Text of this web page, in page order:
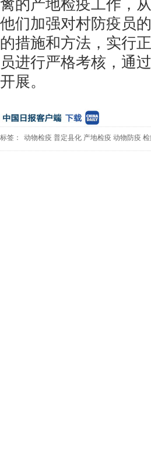
禽的产地检疫工作，
他们加强对村防疫员
的措施和方法，实行
员进行严格考核，通
开展。
标签： 动物检疫 普定县化 产地检疫 动物防疫 检